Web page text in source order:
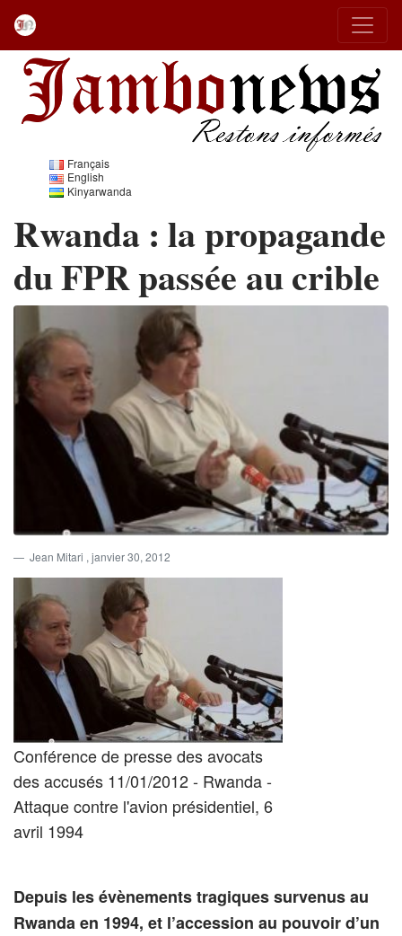
Français
English
Kinyarwanda
Rwanda : la propagande
du FPR passée au crible
Jean Mitari , janvier 30, 2012
Conférence de presse des avocats
des accusés 11/01/2012 - Rwanda -
Attaque contre l'avion présidentiel, 6
avril 1994
Depuis les évènements tragiques survenus au
Rwanda en 1994, et l’accession au pouvoir d’un